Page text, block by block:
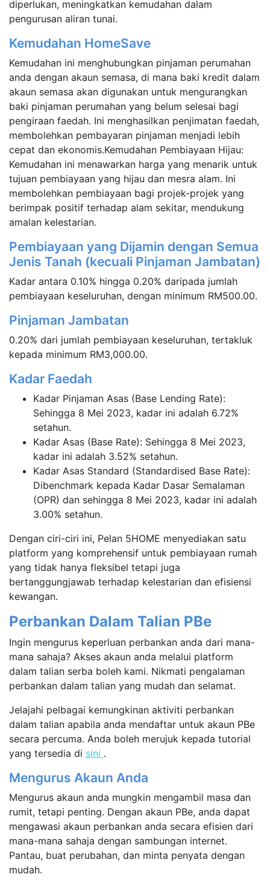
diperlukan, meningkatkan kemudahan dalam
pengurusan aliran tunai.
Kemudahan HomeSave
Kemudahan ini menghubungkan pinjaman perumahan
anda dengan akaun semasa, di mana baki kredit dalam
akaun semasa akan digunakan untuk mengurangkan
baki pinjaman perumahan yang belum selesai bagi
pengiraan faedah. Ini menghasilkan penjimatan faedah,
membolehkan pembayaran pinjaman menjadi lebih
cepat dan ekonomis.Kemudahan Pembiayaan Hijau:
Kemudahan ini menawarkan harga yang menarik untuk
tujuan pembiayaan yang hijau dan mesra alam. Ini
membolehkan pembiayaan bagi projek-projek yang
berimpak positif terhadap alam sekitar, mendukung
amalan kelestarian.
Pembiayaan yang Dijamin dengan Semua
Jenis Tanah (kecuali Pinjaman Jambatan)
Kadar antara 0.10% hingga 0.20% daripada jumlah
pembiayaan keseluruhan, dengan minimum RM500.00.
Pinjaman Jambatan
0.20% dari jumlah pembiayaan keseluruhan, tertakluk
kepada minimum RM3,000.00.
Kadar Faedah
Kadar Pinjaman Asas (Base Lending Rate):
Sehingga 8 Mei 2023, kadar ini adalah 6.72%
setahun.
Kadar Asas (Base Rate): Sehingga 8 Mei 2023,
kadar ini adalah 3.52% setahun.
Kadar Asas Standard (Standardised Base Rate):
Dibenchmark kepada Kadar Dasar Semalaman
(OPR) dan sehingga 8 Mei 2023, kadar ini adalah
3.00% setahun.
Dengan ciri-ciri ini, Pelan 5HOME menyediakan satu
platform yang komprehensif untuk pembiayaan rumah
yang tidak hanya fleksibel tetapi juga
bertanggungjawab terhadap kelestarian dan efisiensi
kewangan.
Perbankan Dalam Talian PBe
Ingin mengurus keperluan perbankan anda dari mana-
mana sahaja? Akses akaun anda melalui platform
dalam talian serba boleh kami. Nikmati pengalaman
perbankan dalam talian yang mudah dan selamat.
Jelajahi pelbagai kemungkinan aktiviti perbankan
dalam talian apabila anda mendaftar untuk akaun PBe
secara percuma. Anda boleh merujuk kepada tutorial
yang tersedia di sini .
Mengurus Akaun Anda
Mengurus akaun anda mungkin mengambil masa dan
rumit, tetapi penting. Dengan akaun PBe, anda dapat
mengawasi akaun perbankan anda secara efisien dari
mana-mana sahaja dengan sambungan internet.
Pantau, buat perubahan, dan minta penyata dengan
mudah.